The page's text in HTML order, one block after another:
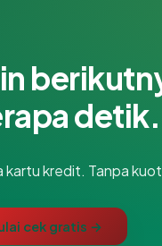
detik.
kredit. Tanpa
cek gratis →